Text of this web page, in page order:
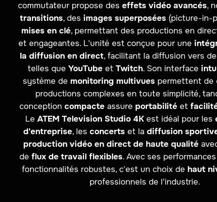
commutateur propose deseffets vidéo avancés,
transitions, desimages superposées (picture-in-
mises en clé, permettant des productions en
et engageantes. L'unité est conçue pour une
la diffusion en direct, facilitant la diffusion vers
telles queYouTube etTwitch. Son interface
système de monitoring multivues permettent de
productions complexes en toute simplicité,
conceptioncompacte assure portabilité et
LeATEM Television Studio 4Kest idéal pour les
d'entreprise, lesconcerts et ladiffusion
production vidéo en direct de haute qualité
de flux de travail flexibles. Avec ses
fonctionnalités robustes, c'est un choix de haut
professionnels de l'industrie.